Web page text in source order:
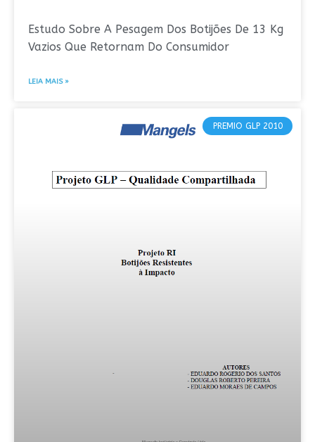
Estudo Sobre A Pesagem Dos Botijões De 13 Kg
Vazios Que Retornam Do Consumidor
LEIA MAIS »
PREMIO GLP 2010